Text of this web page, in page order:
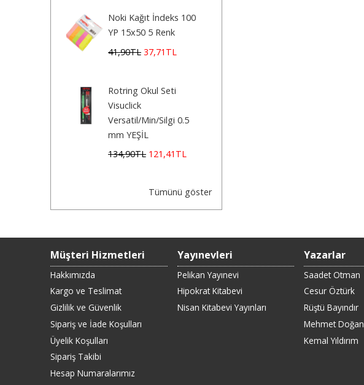
Noki Kağıt İndeks 100
YP 15x50 5 Renk
41,90TL 37,71 TL
Rotring Okul Seti
Visuclick
Versatil/Min/Silgi 0.5
mm YEŞİL
134,90TL 121 ,41 TL
Tümünü göster
Müşteri Hizmetleri
Hakkımızda
Kargo ve Teslimat
Gizlilik ve Güvenlik
Sipariş ve İade Koşulları
Üyelik Koşulları
Sipariş Takibi
Hesap Numaralarımız
Yayınevleri
Pelikan Yayınevi
Hipokrat Kitabevi
Nisan Kitabevi Yayınları
Yazarlar
Saadet Otman
Cesur Öztürk
Rüştü Bayındır
Mehmet Doğan
Kemal Yıldırım